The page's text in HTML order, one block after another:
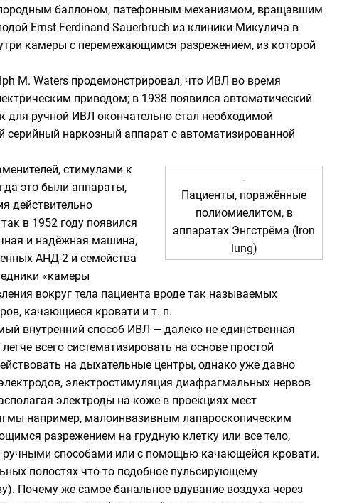
баллоном, патефонным механизмом, вращавшим
Ernst Ferdinand Sauerbruch из клиники Микулича в
камеры с перемежающимся разрежением, из которой
M. Waters продемонстрировал, что ИВЛ во время
приводом; в 1938 появился автоматический
ручной ИВЛ окончательно стал необходимой
серийный наркозный аппарат с автоматизированной
Пациенты, поражённые
полиомиелитом, в
аппаратах Энгстрёма (Iron
lung)
стимулами к
это были аппараты,
действительно
в 1952 году появился
и надёжная машина,
АНД-2 и семейства
«камеры
вокруг тела пациента вроде так называемых
качающиеся кровати и т. п.
внутренний способ ИВЛ — далеко не единственная
всего систематизировать на основе простой
на дыхательные центры, однако уже давно
электростимуляция диафрагмальных нервов
электроды на коже в проекциях мест
например, малоинвазивным лапароскопическим
разрежением на грудную клетку или все тело,
способами или с помощью качающейся кровати.
полостях что-то подобное пульсирующему
Почему же самое банальное вдувание воздуха через